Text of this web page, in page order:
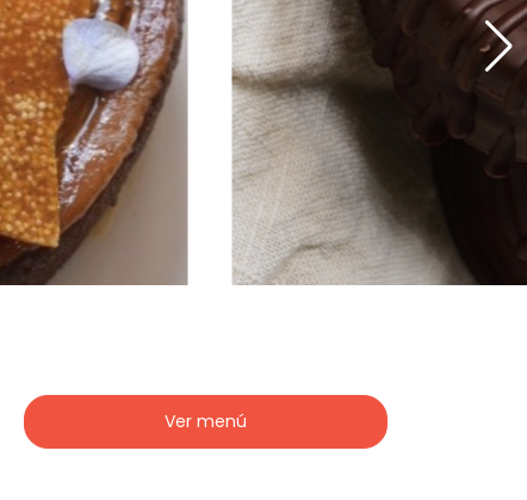
Ver menú